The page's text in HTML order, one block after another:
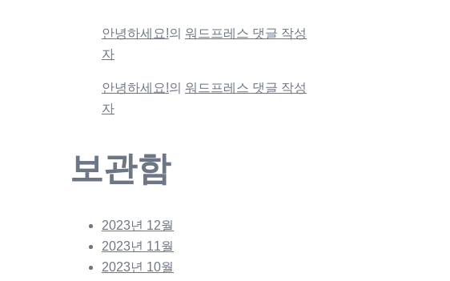
안녕하세요!의 워드프레스 댓글 작성
자
안녕하세요!의 워드프레스 댓글 작성
자
보관함
2023년 12월
2023년 11월
2023년 10월